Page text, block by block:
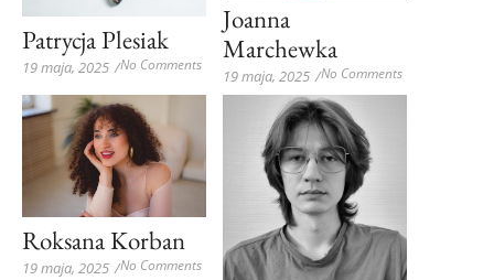
Patrycja Plesiak
19 maja, 2025 /No Comments
Joanna
Marchewka
19 maja, 2025 /No Comments
Roksana Korban
19 maja, 2025 /No Comments